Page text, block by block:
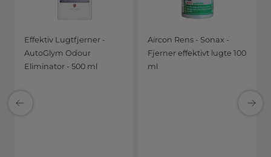
Effektiv Lugtfjerner -
AutoGlym Odour
Eliminator - 500 ml
Aircon Rens - Sonax -
Fjerner effektivt lugte 100
ml